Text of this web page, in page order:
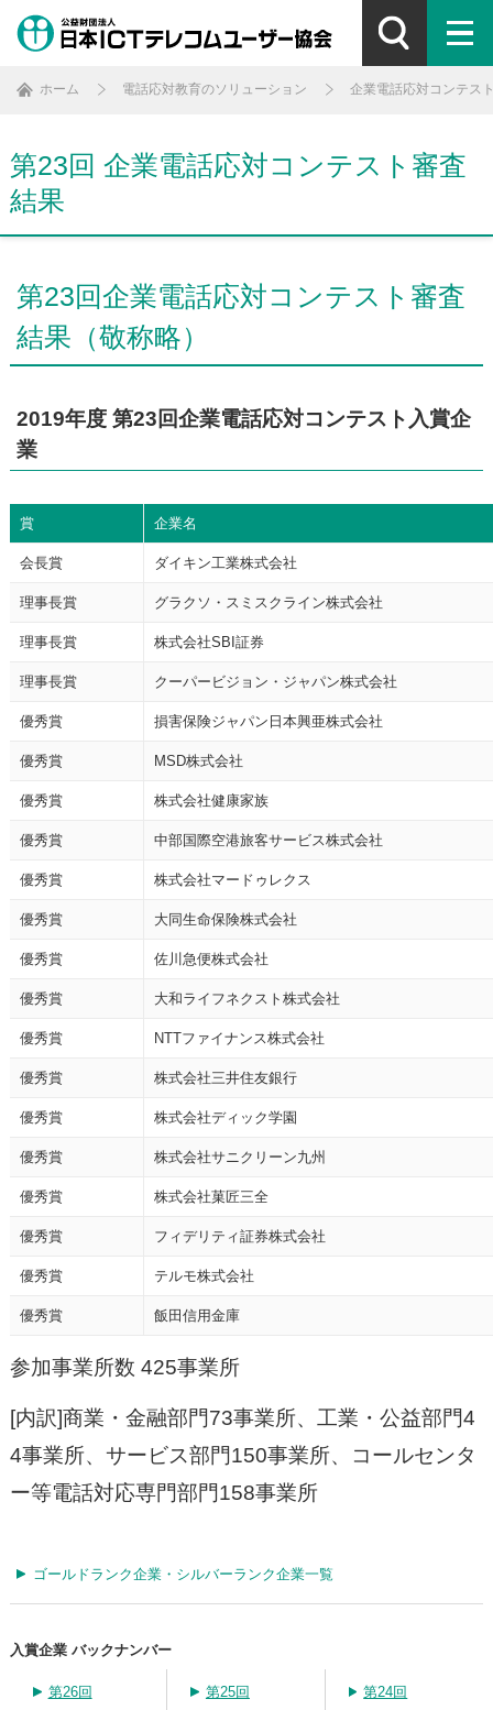
ホーム 電話応対教育のソリューション 企業電話応対コンテス
第23回 企業電話応対コンテスト審査
結果
第23回企業電話応対コンテスト審査
結果（敬称略）
2019年度 第23回企業電話応対コンテスト入賞企
業
賞 企業名
会長賞 ダイキン工業株式会社
理事長賞 グラクソ・スミスクライン株式会社
理事長賞 株式会社SBI証券
理事長賞 クーパービジョン・ジャパン株式会社
優秀賞 損害保険ジャパン日本興亜株式会社
優秀賞 MSD株式会社
優秀賞 株式会社健康家族
優秀賞 中部国際空港旅客サービス株式会社
優秀賞 株式会社マードゥレクス
優秀賞 大同生命保険株式会社
優秀賞 佐川急便株式会社
優秀賞 大和ライフネクスト株式会社
優秀賞 NTTファイナンス株式会社
優秀賞 株式会社三井住友銀行
優秀賞 株式会社ディック学園
優秀賞 株式会社サニクリーン九州
優秀賞 株式会社菓匠三全
優秀賞 フィデリティ証券株式会社
優秀賞 テルモ株式会社
優秀賞 飯田信用金庫
参加事業所数 425事業所
[内訳]商業・金融部門73事業所、工業・公益部門4
4事業所、サービス部門150事業所、コールセンタ
ー等電話対応専門部門158事業所
ゴールドランク企業・シルバーランク企業一覧
入賞企業 バックナンバー
第26回 第25回 第24回